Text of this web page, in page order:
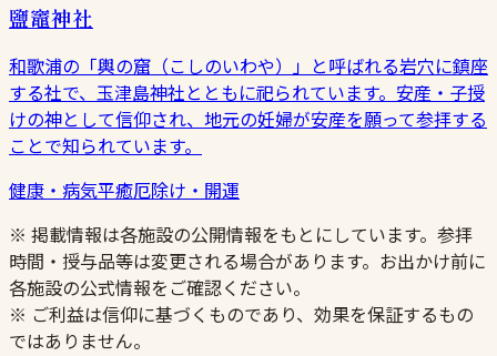
鹽竈神社
和歌浦の「輿の窟（こしのいわや）」と呼ばれる岩穴に鎮座
する社で、玉津島神社とともに祀られています。安産・子授
けの神として信仰され、地元の妊婦が安産を願って参拝する
ことで知られています。
健康・病気平癒厄除け・開運
※ 掲載情報は各施設の公開情報をもとにしています。参拝
時間・授与品等は変更される場合があります。お出かけ前に
各施設の公式情報をご確認ください。
※ ご利益は信仰に基づくものであり、効果を保証するもの
ではありません。